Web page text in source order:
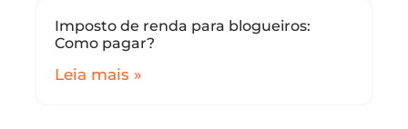
Imposto de renda para blogueiros:
Como pagar?
Leia mais »